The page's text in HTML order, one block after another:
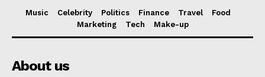
Music Celebrity Politics Finance Travel
Food
Marketing
Tech Make-up
About us